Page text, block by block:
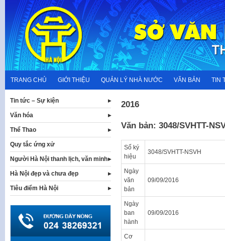
content
TRANG CHỦ GIỚI THIỆU QUẢN LÝ NHÀ NƯỚC VĂN BẢN TIN
2016
Văn bản: 3048/SVHTT-
Số ký
hiệu
3048/SVHTT-NSVH
Ngày
văn
bản
09/09/2016
Ngày
ban
hành
09/09/2016
Cơ
Tin tức – Sự kiện
Văn hóa
Thể Thao
Quy tắc ứng xử
Người Hà Nội thanh lịch, văn minh
Hà Nội đẹp và chưa đẹp
Tiêu điểm Hà Nội